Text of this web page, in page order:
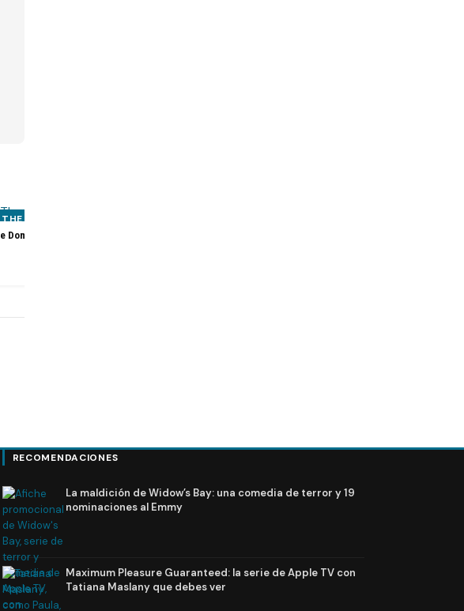
DOME
Dome 3x09 Promo «Plan B»
RECOMENDACIONES
La maldición de Widow’s Bay: una comedia de terror y 19
nominaciones al Emmy
Maximum Pleasure Guaranteed: la serie de Apple TV con
Tatiana Maslany que debes ver